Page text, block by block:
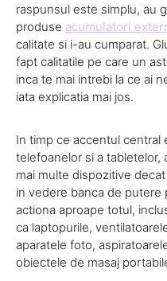
raspunsul este simplu, au
produse acumulatori
calitate si i-au cumparat.
fapt calitatile pe care un
inca te mai intrebi la ce ai
iata explicatia mai jos.
In timp ce accentul central
telefoanelor si a tabletelor,
mai multe dispozitive
in vedere banca de putere
actiona aproape totul,
ca laptopurile,
aparatele foto,
obiectele de masaj